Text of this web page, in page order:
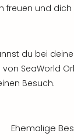
freuen und dich
du bei
SeaWorld
Besuch.
Ehemalige